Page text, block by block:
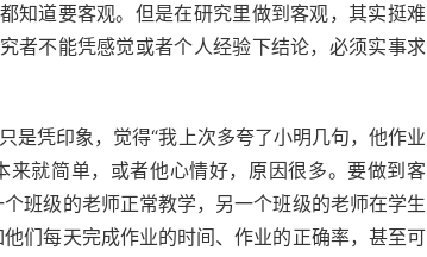
知道要客观。但是在研究里做到客观，其实挺难
者不能凭感觉或者个人经验下结论，必须实事求
是凭印象，觉得“我上次多夸了小明几句，他作业
就简单，或者他心情好，原因很多。要做到客
班级的老师正常教学，另一个班级的老师在学生
们每天完成作业的时间、作业的正确率，甚至可